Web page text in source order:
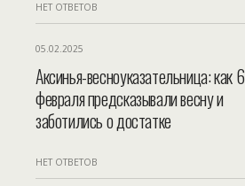
НЕТ ОТВЕТОВ
05.02.2025
Аксинья-весноуказательница: как 6
февраля предсказывали весну и
заботились о достатке
НЕТ ОТВЕТОВ